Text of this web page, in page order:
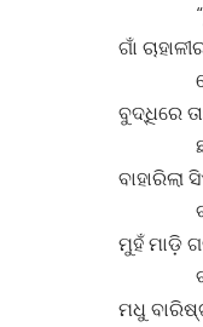
ଗାଁ
ବୁଦ୍ଧିରେ
ଛାଡ଼ି
ବାହାରିଲା
ବାଟେ
ମୁହଁ ମାଡ଼ି
ବଡ଼
ମଧୁ